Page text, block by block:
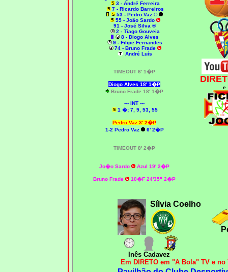
3 - André Ferreira
7 - Ricardo Barreiros
53 - Pedro Vaz ©
55 - João Sardo
91 - José Silva ®
2 - Tiago Gouveia
8 - Diogo Alves
9 - Filipe Fernandes
74 - Bruno Frade
André Luís
TIMEOUT 6' 1�P
Diogo Alves 18' 1�P
Bruno Frade 18' 1�P
--- INT ---
1 �; 7, 9, 53, 55
Pedro Vaz 3' 2�P
1-2 Pedro Vaz 6' 2�P
TIMEOUT 8' 2�P
Jo�o Sardo Azul 19' 2�P
Bruno Frade 10�F 24'35" 2�P
e
Sílvia Coelho
Inês Cadavez
Em DIRETO em "A Bola" TV e